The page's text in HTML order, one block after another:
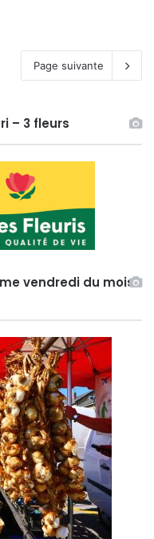
Page suivante
– 3 fleurs
vendredi du mois